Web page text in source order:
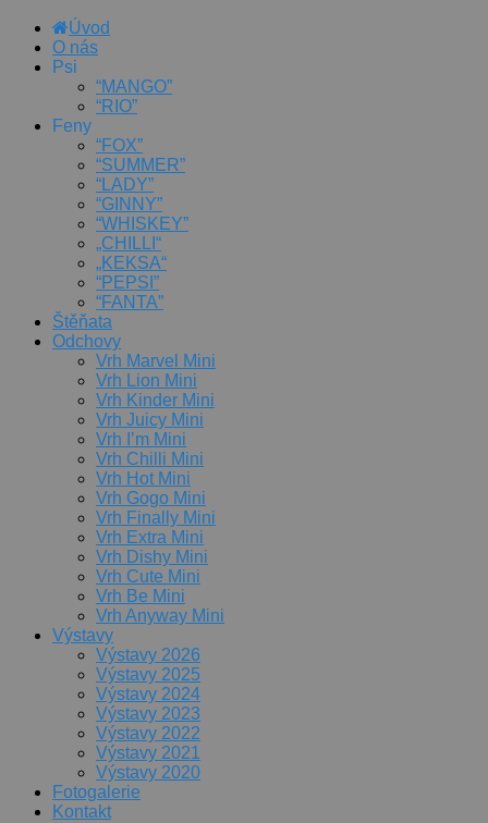
Úvod
O nás
Psi
“MANGO”
“RIO”
Feny
“FOX”
“SUMMER”
“LADY”
“GINNY”
“WHISKEY”
„CHILLI“
„KEKSA“
“PEPSI”
“FANTA”
Štěňata
Odchovy
Vrh Marvel Mini
Vrh Lion Mini
Vrh Kinder Mini
Vrh Juicy Mini
Vrh I’m Mini
Vrh Chilli Mini
Vrh Hot Mini
Vrh Gogo Mini
Vrh Finally Mini
Vrh Extra Mini
Vrh Dishy Mini
Vrh Cute Mini
Vrh Be Mini
Vrh Anyway Mini
Výstavy
Výstavy 2026
Výstavy 2025
Výstavy 2024
Výstavy 2023
Výstavy 2022
Výstavy 2021
Výstavy 2020
Fotogalerie
Kontakt